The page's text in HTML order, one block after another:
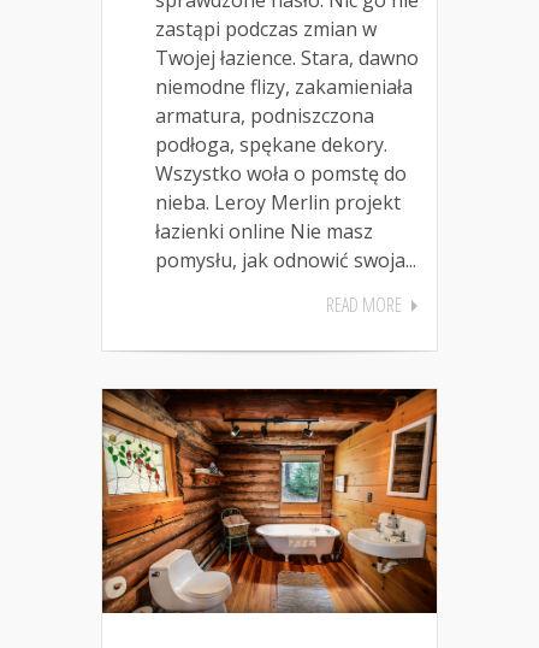
zastąpi podczas zmian w
Twojej łazience. Stara, dawno
niemodne flizy, zakamieniała
armatura, podniszczona
podłoga, spękane dekory.
Wszystko woła o pomstę do
nieba. Leroy Merlin projekt
łazienki online Nie masz
pomysłu, jak odnowić swoja...
READ MORE